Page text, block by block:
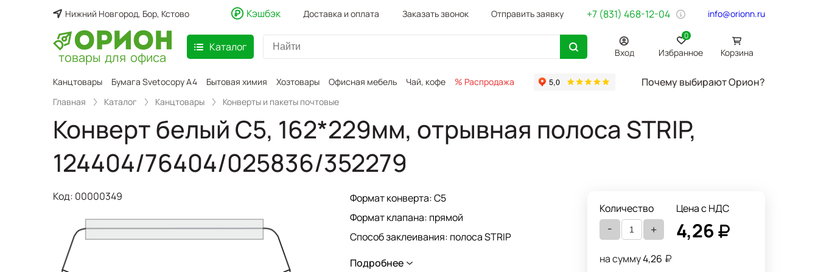
Нижний Новгород, Бор, Кстово Кэшбэк Доставка и оплата Заказать звонок Отправить заявку +7 (831) 468-12-04 info@orionn.ru
товары для офиса
Каталог Вход Избранное
0
Корзина
Канцтовары Бумага Svetocopy A4 Бытовая химия Хозтовары Офисная мебель Чай, кофе % Распродажа Канцтовары Бумага Svetocopy A4 Бытовая химия Хозтовары
Почему выбирают Орион?
Главная Каталог Канцтовары Конверты и пакеты почтовые
Конверт белый С5, 162*229мм, отрывная полоса STRIP,
124404/76404/025836/352279
Код: 00000349
Формат конверта: С5
Формат клапана: прямой
Способ заклеивания: полоса STRIP
Серия: Формат С5
Подробнее
Количество
- +
Цена с НДС
4,26
на сумму4,26